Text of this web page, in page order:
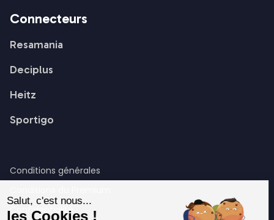
Connecteurs
Resamania
Deciplus
Heitz
Sportigo
Conditions générales
Confidentialité
Salut, c'est nous...
les Cookies !